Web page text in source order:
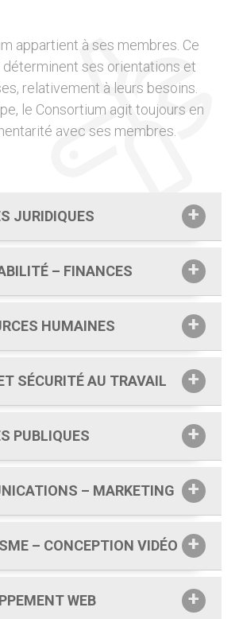
appartient à ses membres. Ce
déterminent ses orientations et
relativement à leurs besoins.
le Consortium agit toujours en
avec ses membres.
JURIDIQUES
– FINANCES
HUMAINES
SÉCURITÉ AU TRAVAIL
PUBLIQUES
– MARKETING
– CONCEPTION VIDÉO
WEB